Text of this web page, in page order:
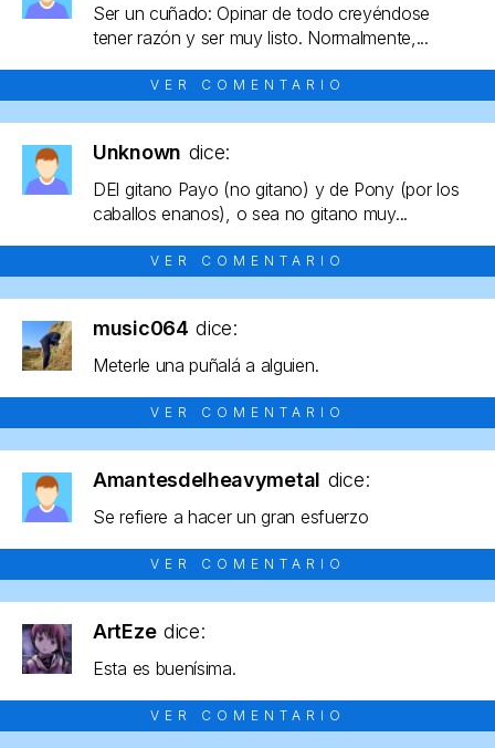
Ser un cuñado: Opinar de todo creyéndose
tener razón y ser muy listo. Normalmente,...
VER COMENTARIO
Unknown dice:
DEl gitano Payo (no gitano) y de Pony (por los
caballos enanos), o sea no gitano muy...
VER COMENTARIO
music064 dice:
Meterle una puñalá a alguien.
VER COMENTARIO
Amantesdelheavymetal dice:
Se refiere a hacer un gran esfuerzo
VER COMENTARIO
ArtEze dice:
Esta es buenísima.
VER COMENTARIO